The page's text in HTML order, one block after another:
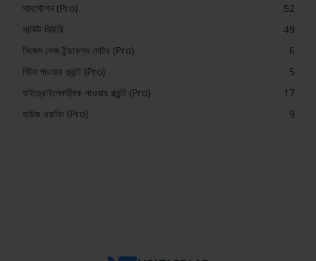
সাবস্টেশন (Pro)
52
সার্কিট থিউরি
49
সিঙ্গেল ফেজ ইন্ডাকশন মোটর (Pro)
6
স্টিম পাওয়ার প্ল্যান্ট (Pro)
5
হাইড্রোইলেকট্রিক পাওয়ার প্ল্যান্ট (Pro)
17
হাউজ ওয়ারিং (Pro)
9